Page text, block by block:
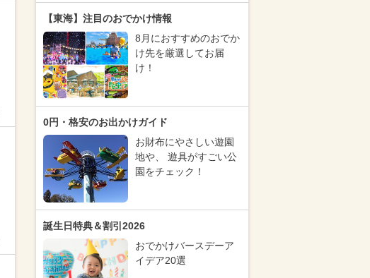
【東海】注目のおでかけ情報
8月におすすめのおでか
け先を厳選してお届
け！
0円・格安のお出かけガイド
お財布にやさしい遊園
地や、 遊具がすごい公
園をチェック！
誕生日特典＆割引2026
おでかけバースデーア
イデア20選